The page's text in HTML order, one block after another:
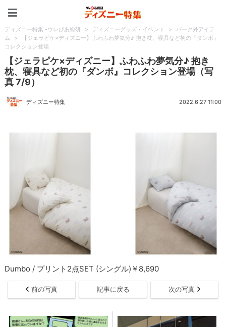
ディズニー特集 -ウレぴあ総研 > ディズニーグッズ・イベント >
パーク外アイテ
ム
>
【ジェラピケ×ディズニー】ふわふわ夢気分♪ 抱き枕、寝具など初の『ダンボ』
コレクション登場
【ジェラピケ×ディズニー】ふわふわ夢気分♪ 抱き
枕、寝具など初の『ダンボ』コレクション登場（写
真 7/9）
ディズニー特集 2022.6.27 11:00
Dumbo / プリント2点SET (シングル)￥8,690
前の写真 記事に戻る 次の写真